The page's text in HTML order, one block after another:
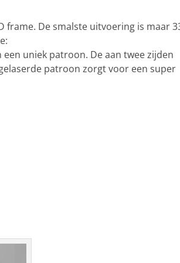
frame. De smalste uitvoering is maar
uniek patroon. De aan twee zijden
patroon zorgt voor een super